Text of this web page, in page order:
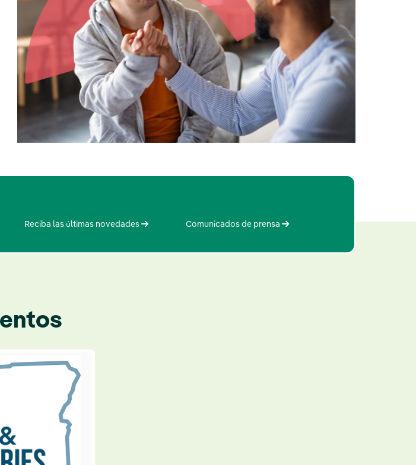
Reciba las últimas novedades Comunicados de prensa